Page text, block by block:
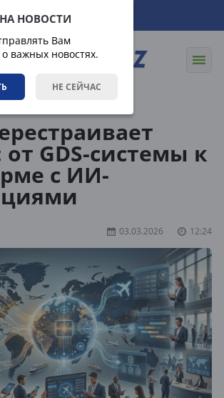
НОВОСТИ
Вам
важных новостях.
НЕ СЕЙЧАС
от GDS-системы к
с ИИ-
03.03.2026 12:24